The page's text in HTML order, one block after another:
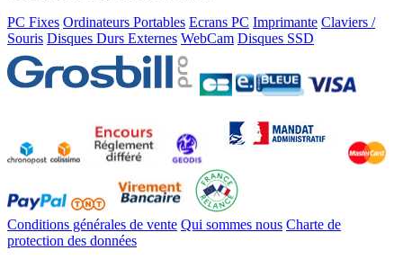
PC Fixes Ordinateurs Portables Ecrans PC Imprimante Claviers /
Souris Disques Durs Externes WebCam Disques SSD
Conditions générales de vente Qui sommes nous Charte de
protection des données